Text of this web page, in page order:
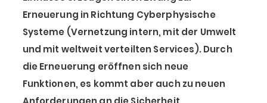
Erneuerung in Richtung Cyberphysische
Systeme (Vernetzung intern, mit der Umwelt
und mit weltweit verteilten Services). Durch
die Erneuerung eröffnen sich neue
Funktionen, es kommt aber auch zu neuen